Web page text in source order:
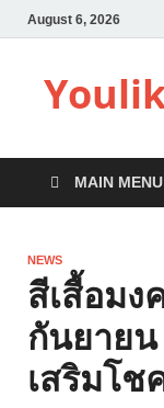
August 6, 2026
MAIN MENU
NEWS
สีเสื้อมง
กันยายน
เสริมโช